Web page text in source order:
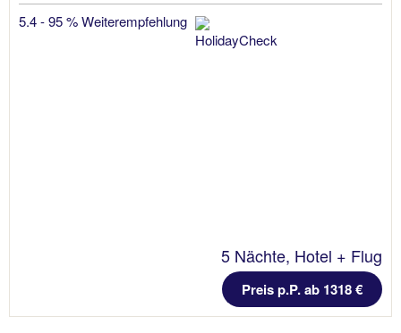
5.4 - 95 % Weiterempfehlung
5 Nächte, Hotel + Flug
Preis p.P. ab 1318 €